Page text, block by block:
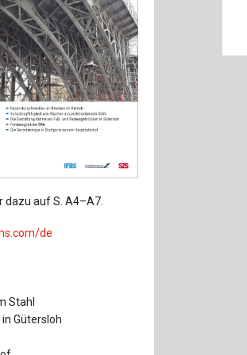
dazu auf S. A4–A7.
de
Stahl
Gütersloh